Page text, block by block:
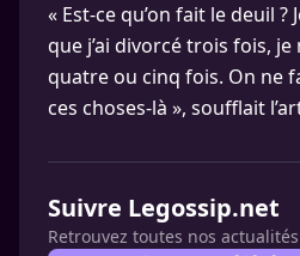
« Est-ce qu’on fait le deuil ?
que j’ai divorcé trois fois,
quatre ou cinq fois. On ne
ces choses-là », soufflait
Suivre Legossip.net
Retrouvez toutes nos